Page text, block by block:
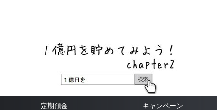
定期預金 キャンペーン